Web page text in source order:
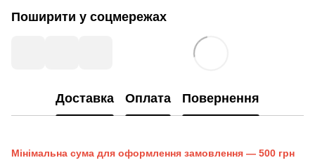
Поширити у соцмережах
Доставка Оплата Повернення
Мінімальна сума для оформлення замовлення — 500 грн